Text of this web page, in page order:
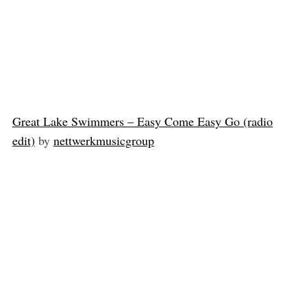
Great Lake Swimmers – Easy Come Easy Go (radio
edit)by nettwerkmusicgroup